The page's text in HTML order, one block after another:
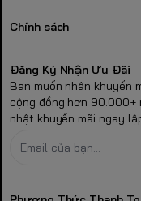
Chính sách
Đăng Ký Nhận Ưu Đãi
Bạn muốn nhận khuyến
cộng đồng hơn
nhật khuyến mãi ngay